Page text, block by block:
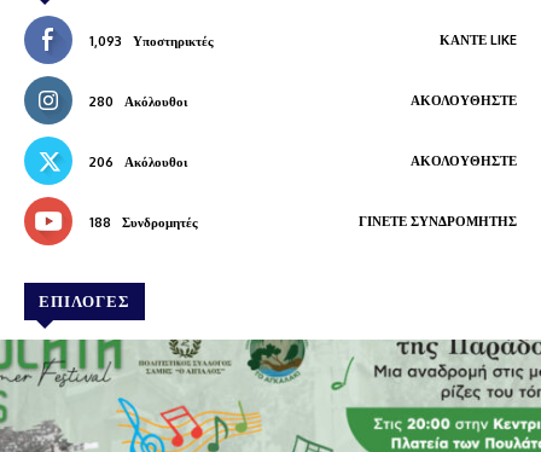
1,093 Υποστηρικτές ΚΆΝΤΕ LIKE
280 Ακόλουθοι ΑΚΟΛΟΥΘΉΣΤΕ
206 Ακόλουθοι ΑΚΟΛΟΥΘΉΣΤΕ
188 Συνδρομητές ΓΊΝΕΤΕ ΣΥΝΔΡΟΜΗΤΉΣ
ΕΠΙΛΟΓΕΣ